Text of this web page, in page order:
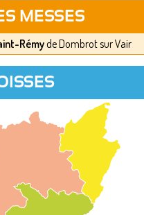
MESSES
Rémyde Dombrot sur Vair